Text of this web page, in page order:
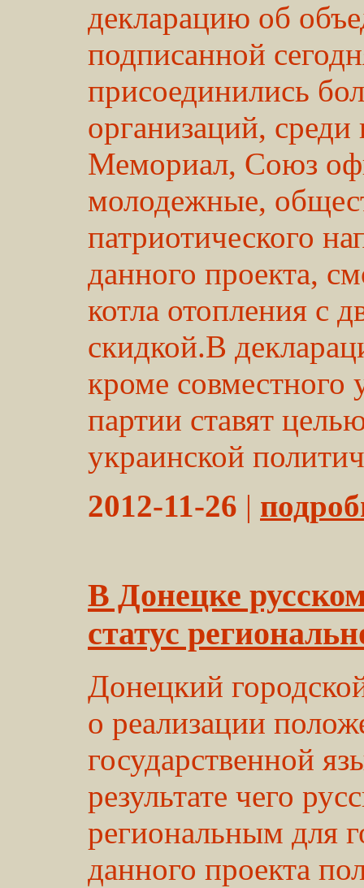
декларацию об
подписанной
присоединились
организаций,
Мемориал, Союз
молодежные,
патриотического
данного проекта,
котла отопления с
скидкой.В
кроме совместного
партии ставят
украинской
2012-11-26 |
В Донецке
статус
Донецкий
о реализации
государственной
результате чего
региональным для
данного проекта